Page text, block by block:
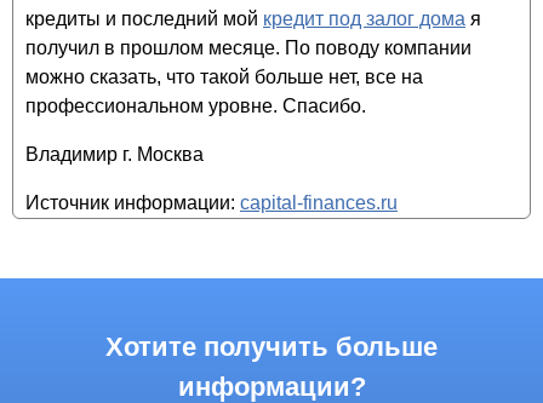
кредиты и последний мой кредит под залог дома я
получил в прошлом месяце. По поводу компании
можно сказать, что такой больше нет, все на
профессиональном уровне. Спасибо.
Владимир г. Москва
Источник информации: capital-finances.ru
Хотите получить больше
информации?